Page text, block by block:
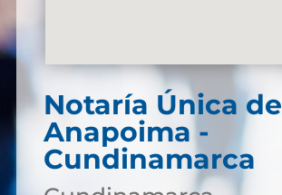
Notaría Única de
Anapoima -
Cundinamarca